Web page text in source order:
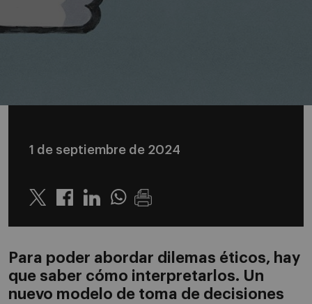
1 de septiembre de 2024
Twitter LinkedinWhatsapp
Para poder abordar dilemas éticos, hay
que saber cómo interpretarlos. Un
nuevo modelo de toma de decisiones